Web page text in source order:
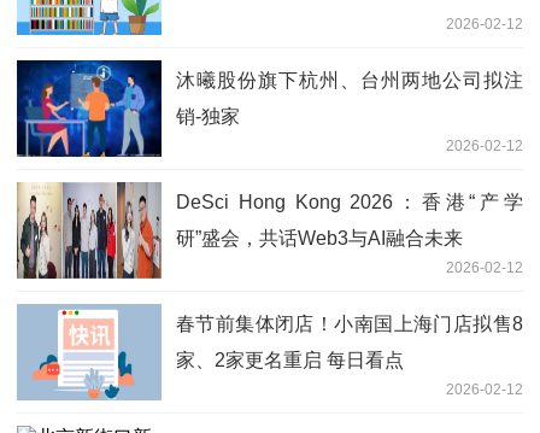
2026-02-12
沐曦股份旗下杭州、台州两地公司拟注
销-独家
2026-02-12
DeSci Hong Kong 2026：香港“产学
研”盛会，共话Web3与AI融合未来
2026-02-12
春节前集体闭店！小南国上海门店拟售8
家、2家更名重启 每日看点
2026-02-12